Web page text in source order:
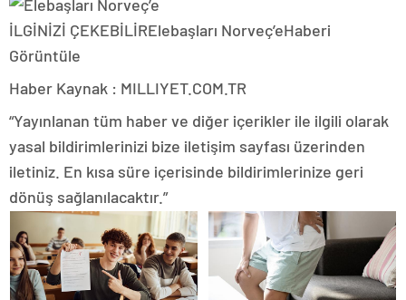
İLGİNİZİ ÇEKEBİLİRElebaşları Norveç’eHaberi
Görüntüle
Haber Kaynak : MILLIYET.COM.TR
“Yayınlanan tüm haber ve diğer içerikler ile ilgili olarak
yasal bildirimlerinizi bize iletişim sayfası üzerinden
iletiniz. En kısa süre içerisinde bildirimlerinize geri
dönüş sağlanılacaktır.”